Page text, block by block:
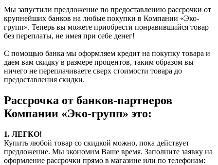
Мы запустили предложение по предоставлению рассрочки от
крупнейших банков на любые покупки в Компании «Эко-
групп». Теперь вы можете приобрести понравившийся товар
без переплаты, не имея при себе денег!
С помощью банка мы оформляем кредит на покупку товара и
даем вам скидку в размере процентов, таким образом вы
ничего не переплачиваете сверх стоимости товара до
предоставления скидки.
Рассрочка от банков-партнеров
Компании «Эко-групп» это:
1. ЛЕГКО!
Купить любой товар со скидкой можно, пока действует
предложение. Мы экономим Ваше время. Заполните заявку на
оформление рассрочки прямо в магазине или по телефонам: